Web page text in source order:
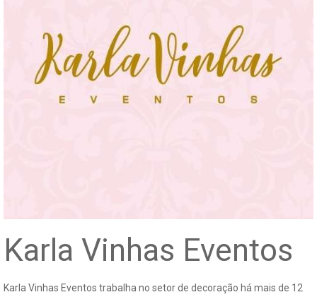
Karla Vinhas Eventos
Karla Vinhas Eventos trabalha no setor de decoração há mais de 12